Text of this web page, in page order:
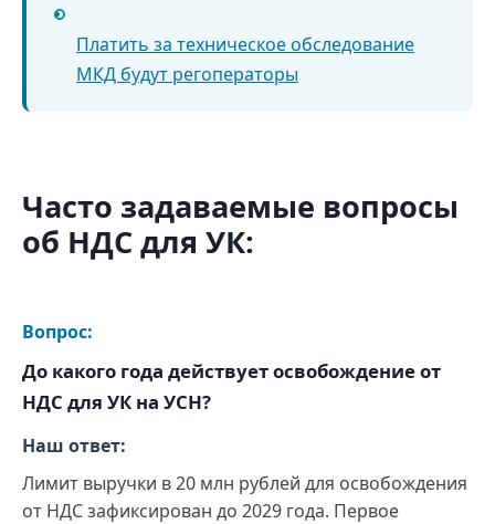
•
Платить за техническое обследование
МКД будут регоператоры
Часто задаваемые вопросы
об НДС для УК:
Вопрос:
До какого года действует освобождение от
НДС для УК на УСН?
Наш ответ:
Лимит выручки в 20 млн рублей для освобождения
от НДС зафиксирован до 2029 года. Первое